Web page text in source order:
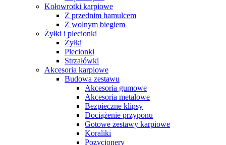
Kołowrotki karpiowe
Z przednim hamulcem
Z wolnym biegiem
Żyłki i plecionki
Żyłki
Plecionki
Strzałówki
Akcesoria karpiowe
Budowa zestawu
Akcesoria gumowe
Akcesoria metalowe
Bezpieczne klipsy
Dociążenie przyponu
Gotowe zestawy karpiowe
Koraliki
Pozycjonery